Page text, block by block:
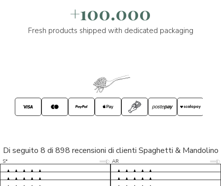
+100.000
Fresh products shipped with dedicated packaging
Di seguito 8 di 898 recensioni di clienti Spaghetti & Mandolino
S* 5/5
LP 5/5
M* 5/5
AR 5/5
D* 5/5
S* 5/5